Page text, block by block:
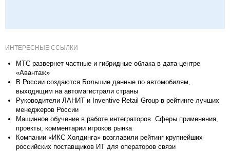
ИНТЕРЕСНЫЕ ССЫЛКИ
МТС развернет частные и гибридные облака в дата-центре
«Авантаж»
В России создаются Большие данные по автомобилям,
выходящим на автомагистрали страны
Руководители ЛАНИТ и Inventive Retail Group в рейтинге лучших
менеджеров России
Машинное обучение в работе интеграторов. Сферы применения,
проекты, комментарии игроков рынка
Компании «ИКС Холдинга» возглавили рейтинг крупнейших
российских поставщиков ИТ для операторов связи